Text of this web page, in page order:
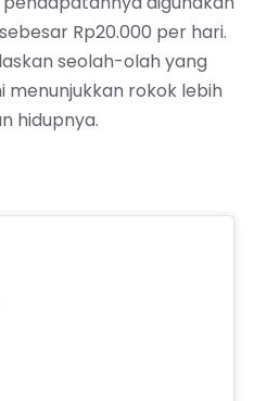
Rp20.000 per hari.
seolah-olah yang
menunjukkan rokok lebih
hidupnya.